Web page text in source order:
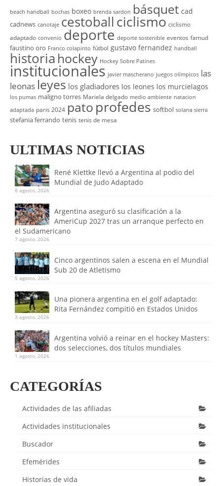
beach handball bochas boxeo brenda sardon básquet cad
cadnews canotaje cestoballciclismo ciclismo
adaptado convenio deporte deporte sostenible eventos famud
faustino oro Franco colapinto fútbol gustavo fernandez handball
historia hockey Hockey Sobre Patines
institucionales javier mascherano juegos olímpicos las
leonas leyes los gladiadores los leones los murcielagos
los pumas maligno torres Mariela delgado medio ambiente natacion
adaptada paris 2024 pato profedes softbol solana sierra
stefania ferrando tenis tenis de mesa
ULTIMAS NOTICIAS
René Klettke llevó a Argentina al podio del
Mundial de Judo Adaptado
8 agosto, 2026
Argentina aseguró su clasificación a la
AmeriCup 2027 tras un arranque perfecto en
el Sudamericano
7 agosto, 2026
Cinco argentinos salen a escena en el Mundial
Sub 20 de Atletismo
5 agosto, 2026
Una pionera argentina en el golf adaptado:
Rita Fernández compitió en Estados Unidos
3 agosto, 2026
Argentina volvió a reinar en el hockey Masters:
dos selecciones, dos títulos mundiales
1 agosto, 2026
CATEGORÍAS
Actividades de las afiliadas
Actividades institucionales
Buscador
Efemérides
Historias de vida